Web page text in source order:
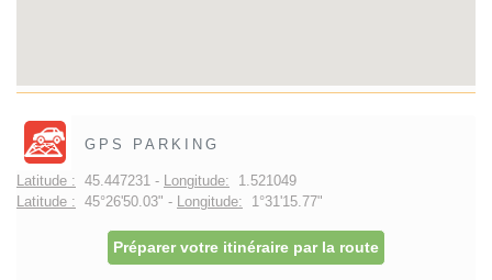
GPS PARKING
Latitude : 45.447231 - Longitude: 1.521049
Latitude : 45°26'50.03" - Longitude: 1°31'15.77"
Préparer votre itinéraire par la route